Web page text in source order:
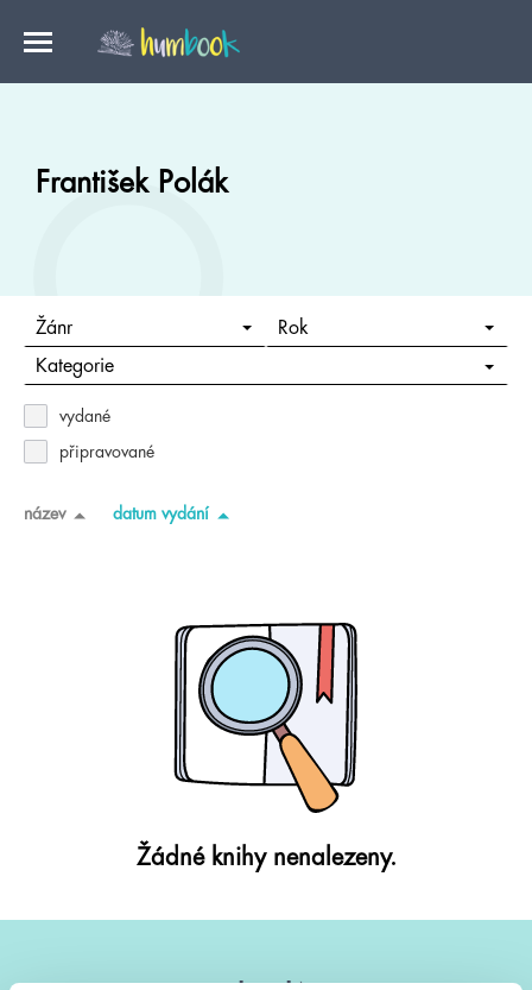
František Polák
Žánr Rok
Kategorie
vydané
připravované
název datum vydání
Žádné knihy nenalezeny.